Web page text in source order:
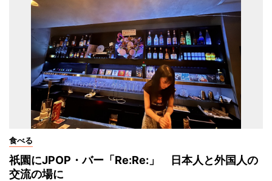
食べる
祇園にJPOP・バー「Re:Re:」 日本人と外国人の
交流の場に